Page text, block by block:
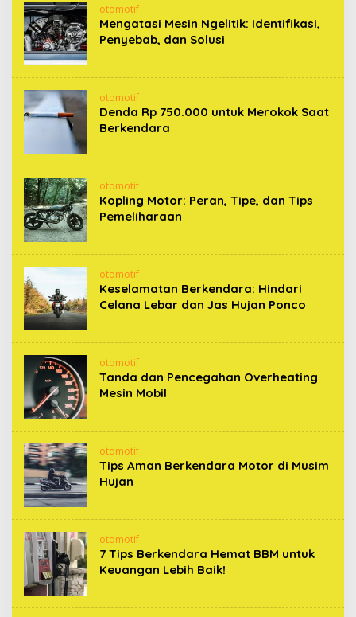
otomotif
Mengatasi Mesin Ngelitik: Identifikasi,
Penyebab, dan Solusi
otomotif
Denda Rp 750.000 untuk Merokok Saat
Berkendara
otomotif
Kopling Motor: Peran, Tipe, dan Tips
Pemeliharaan
otomotif
Keselamatan Berkendara: Hindari
Celana Lebar dan Jas Hujan Ponco
otomotif
Tanda dan Pencegahan Overheating
Mesin Mobil
otomotif
Tips Aman Berkendara Motor di Musim
Hujan
otomotif
7 Tips Berkendara Hemat BBM untuk
Keuangan Lebih Baik!